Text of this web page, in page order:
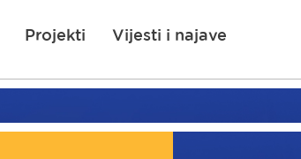
Projekti Vijesti i najave